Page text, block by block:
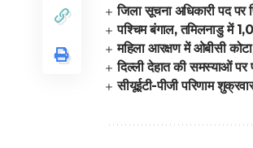
जिला सूचना अधिकारी पद पर
पश्चिम बंगाल, तमिलनाडु में
महिला आरक्षण में ओबीसी
दिल्ली देहात की समस्याओं
सीयूईटी-पीजी परिणाम